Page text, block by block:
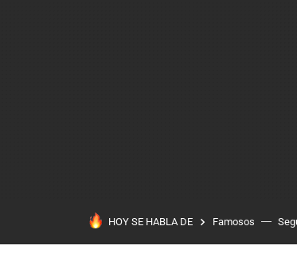
HOY SE HABLA DE Famosos